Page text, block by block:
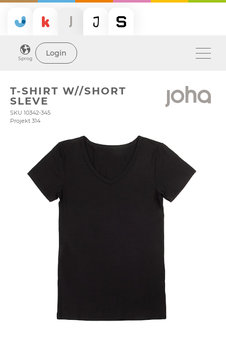
Sprog
Login
T-SHIRT W//SHORT
SLEVE
SKU 10342-345
Projekt 314